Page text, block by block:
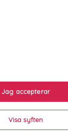
Jag accepterar
Visa syften